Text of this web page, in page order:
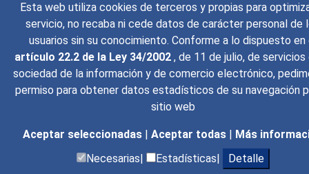
Esta web utiliza cookies de terceros y propias para
servicio, no recaba ni cede datos de carácter personal de
usuarios sin su conocimiento. Conforme a lo dispuesto en
artículo 22.2 de la Ley 34/2002 , de 11 de julio, de servicios
sociedad de la información y de comercio electrónico,
permiso para obtener datos estadísticos de su navegación
sitio web
Aceptar seleccionadas | Aceptar todas | Más
Necesarias|
Estadísticas| Detalle